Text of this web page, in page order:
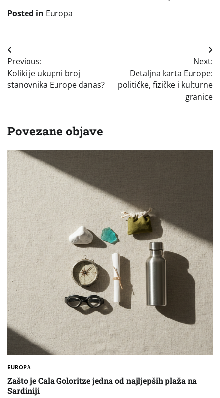
Posted in Europa
Navigacija
objava
Previous:
Koliki je ukupni broj
stanovnika Europe danas?
Next:
Detaljna karta Europe:
političke, fizičke i kulturne
granice
Povezane objave
EUROPA
Zašto je Cala Goloritze jedna od najljepših plaža na
Sardiniji